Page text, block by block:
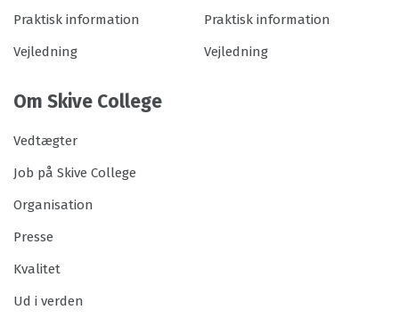
Praktisk information
Vejledning
Praktisk information
Vejledning
Om Skive College
Vedtægter
Job på Skive College
Organisation
Presse
Kvalitet
Ud i verden